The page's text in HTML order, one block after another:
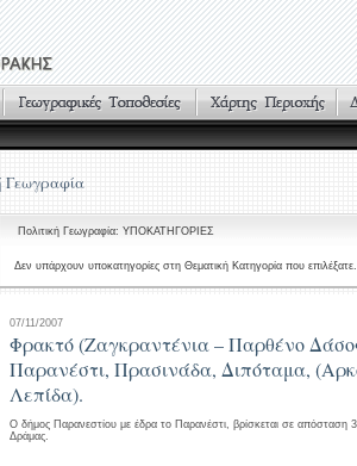
Γεωγραφία
Πολιτική Γεωγραφία: ΥΠΟΚΑΤΗΓΟΡΙΕΣ
Δεν υπάρχουν υποκατηγορίες στη Θεματική Κατηγορία που επιλέξατε.
07/11/2007
Φρακτό (Ζαγκραντένια – Παρθένο
Παρανέστι, Πρασινάδα, Διπόταμα,
Λεπίδα).
Ο δήμος Παρανεστίου με έδρα το Παρανέστι, βρίσκεται σε απόσταση
Δράμας.